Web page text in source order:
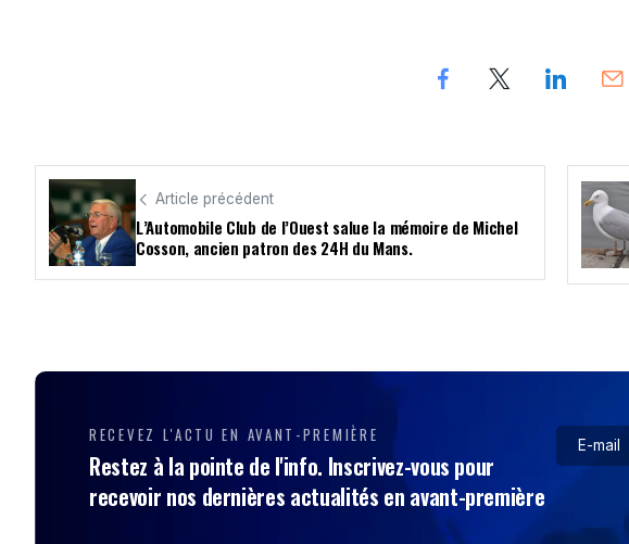
Article précédent
L’Automobile Club de l’Ouest salue la mémoire de Michel
Cosson, ancien patron des 24H du Mans.
RECEVEZ L'ACTU EN AVANT-PREMIÈRE
Restez à la pointe de l'info. Inscrivez-vous pour
recevoir nos dernières actualités en avant-première